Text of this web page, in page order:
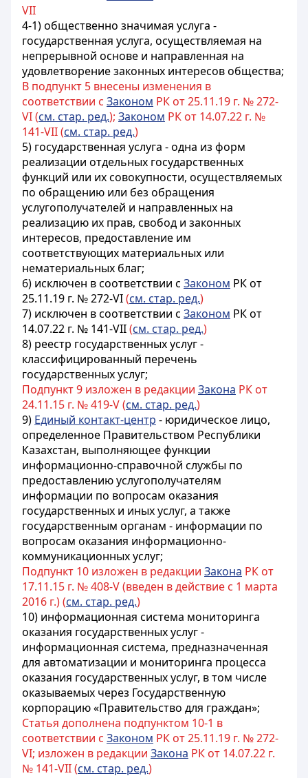
VII
4-1) общественно значимая услуга -
государственная услуга, осуществляемая на
непрерывной основе и направленная на
удовлетворение законных интересов общества;
В подпункт 5 внесены изменения в
соответствии с Законом РК от 25.11.19 г. № 272-
VI (см. стар. ред.); Законом РК от 14.07.22 г. №
141-VII (см. стар. ред.)
5) государственная услуга - одна из форм
реализации отдельных государственных
функций или их совокупности, осуществляемых
по обращению или без обращения
услугополучателей и направленных на
реализацию их прав, свобод и законных
интересов, предоставление им
соответствующих материальных или
нематериальных благ;
6) исключен в соответствии с Законом РК от
25.11.19 г. № 272-VI(см. стар. ред.)
7) исключен в соответствии с Законом РК от
14.07.22 г. № 141-VII(см. стар. ред.)
8) реестр государственных услуг -
классифицированный перечень
государственных услуг;
Подпункт 9 изложен в редакции Закона РК от
24.11.15 г. № 419-V (см. стар. ред.)
9) Единый контакт-центр - юридическое лицо,
определенное Правительством Республики
Казахстан, выполняющее функции
информационно-справочной службы по
предоставлению услугополучателям
информации по вопросам оказания
государственных и иных услуг, а также
государственным органам - информации по
вопросам оказания информационно-
коммуникационных услуг;
Подпункт 10 изложен в редакции Закона РК от
17.11.15 г. № 408-V (введен в действие с 1 марта
2016 г.) (см. стар. ред.)
10) информационная система мониторинга
оказания государственных услуг -
информационная система, предназначенная
для автоматизации и мониторинга процесса
оказания государственных услуг, в том числе
оказываемых через Государственную
корпорацию «Правительство для граждан»;
Статья дополнена подпунктом 10-1 в
соответствии с Законом РК от 25.11.19 г. № 272-
VI; изложен в редакции Закона РК от 14.07.22 г.
№ 141-VII (см. стар. ред.)